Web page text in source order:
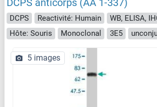
DCPS anticorps (AA 1-337)
DCPS Reactivité: Humain
WB, ELISA,
Hôte: Souris
Monoclonal 3E5
5 images